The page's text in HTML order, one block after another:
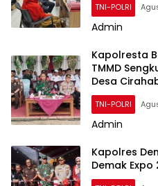
TNI-POLRI
Admin
Kapolresta
TMMD
Desa
TNI-POLRI
Admin
Kapolres
Demak Expo